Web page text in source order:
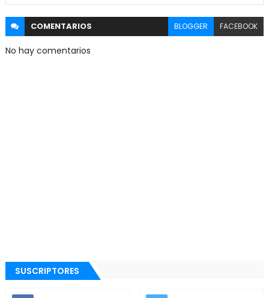
COMENTARIOS BLOGGER FACEBOOK
No hay comentarios
SUSCRIPTORES